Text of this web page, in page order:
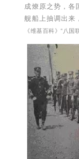
成燎原之势，各
舰船上抽调出来
《维基百科》“八国